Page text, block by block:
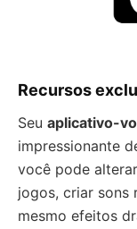
Recursos
Seu aplicativo-
impressionante
você pode
jogos, criar sons
mesmo efeitos